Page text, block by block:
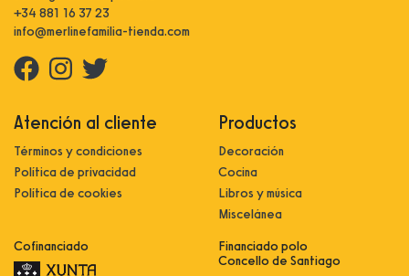
+34 881 16 37 23
info@merlinefamilia-tienda.com
Atención al cliente
Términos y condiciones
Política de privacidad
Política de cookies
Productos
Decoración
Cocina
Libros y música
Miscelánea
Cofinanciado
Financiado polo
Concello de Santiago